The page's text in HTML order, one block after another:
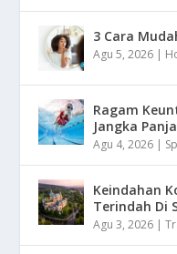
3 Cara
Agu 5, 2026 |
Ragam
Jangka
Agu 4, 2026 |
Keindahan
Terindah Di
Agu 3, 2026 |